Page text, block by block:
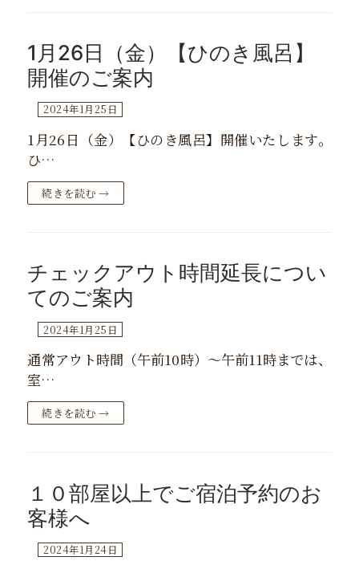
1月26日（金）【ひのき風呂】
開催のご案内
2024年1月25日
1月26日（金）【ひのき風呂】開催いたします。
ひ…
続きを読む →
チェックアウト時間延長につい
てのご案内
2024年1月25日
通常アウト時間（午前10時）～午前11時までは、
室…
続きを読む →
１０部屋以上でご宿泊予約のお
客様へ
2024年1月24日